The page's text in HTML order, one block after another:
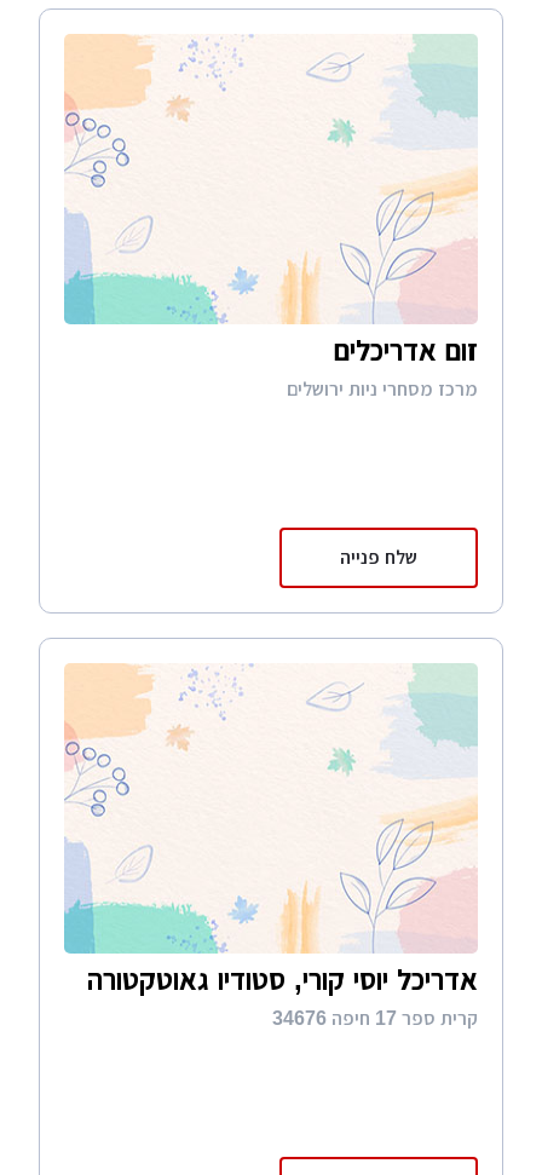
זום אדריכלים
מרכז מסחרי ניות ירושלים
שלח פנייה
אדריכל יוסי קורי, סטודיו גאוטקטורה
קרית ספר 17 חיפה 34676